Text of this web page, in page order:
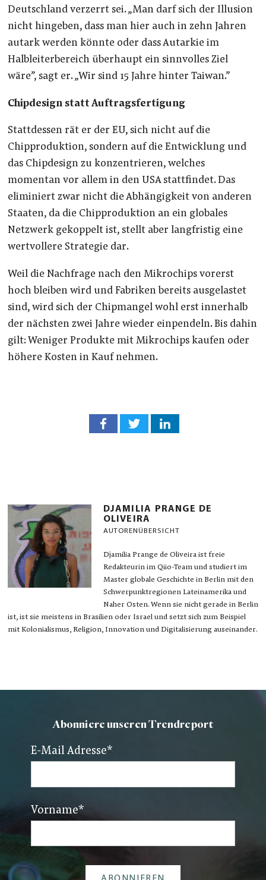
Deutschland verzerrt sei. „Man darf sich der Illusion
nicht hingeben, dass man hier auch in zehn Jahren
autark werden könnte oder dass Autarkie im
Halbleiterbereich überhaupt ein sinnvolles Ziel
wäre”, sagt er. „Wir sind 15 Jahre hinter Taiwan.”
Chipdesign statt Auftragsfertigung
Stattdessen rät er der EU, sich nicht auf die
Chipproduktion, sondern auf die Entwicklung und
das Chipdesign zu konzentrieren, welches
momentan vor allem in den USA stattfindet. Das
eliminiert zwar nicht die Abhängigkeit von anderen
Staaten, da die Chipproduktion an ein globales
Netzwerk gekoppelt ist, stellt aber langfristig eine
wertvollere Strategie dar.
Weil die Nachfrage nach den Mikrochips vorerst
hoch bleiben wird und Fabriken bereits ausgelastet
sind, wird sich der Chipmangel wohl erst innerhalb
der nächsten zwei Jahre wieder einpendeln. Bis dahin
gilt: Weniger Produkte mit Mikrochips kaufen oder
höhere Kosten in Kauf nehmen.
DJAMILIA PRANGE DE
OLIVEIRA
AUTORENÜBERSICHT
Djamilia Prange de Oliveira ist freie
Redakteurin im Qiio-Team und studiert im
Master globale Geschichte in Berlin mit den
Schwerpunktregionen Lateinamerika und
Naher Osten. Wenn sie nicht gerade in Berlin
ist, ist sie meistens in Brasilien oder Israel und setzt sich zum Beispiel
mit Kolonialismus, Religion, Innovation und Digitalisierung auseinander.
Abonniere unseren Trendreport
E-Mail Adresse*
Vorname*